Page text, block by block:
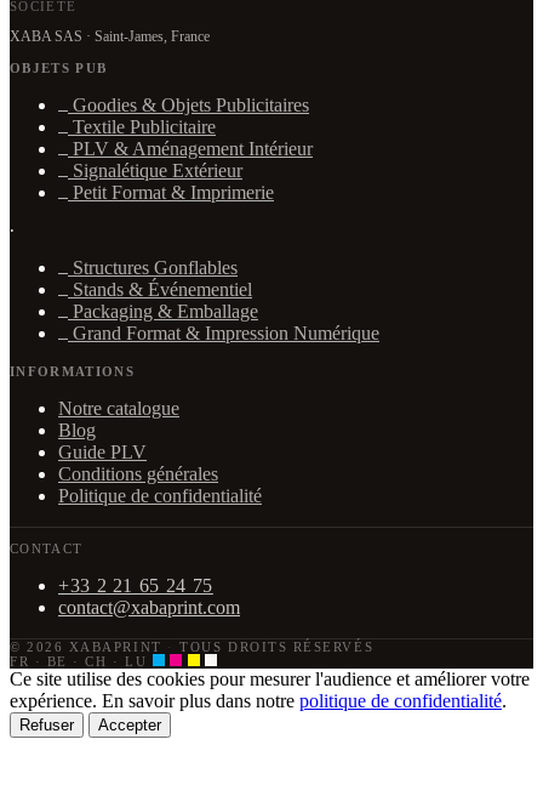
SOCIÉTÉ
XABA SAS · Saint-James, France
OBJETS PUB
Goodies & Objets Publicitaires
Textile Publicitaire
PLV & Aménagement Intérieur
Signalétique Extérieur
Petit Format & Imprimerie
·
Structures Gonflables
Stands & Événementiel
Packaging & Emballage
Grand Format & Impression Numérique
INFORMATIONS
Notre catalogue
Blog
Guide PLV
Conditions générales
Politique de confidentialité
CONTACT
+33 2 21 65 24 75
contact@xabaprint.com
© 2026 XABAPRINT ·
TOUS DROITS RÉSERVÉS
FR · BE · CH · LU
Ce site utilise des cookies pour mesurer l'audience et améliorer votre
expérience. En savoir plus dans notre politique de confidentialité.
Refuser Accepter